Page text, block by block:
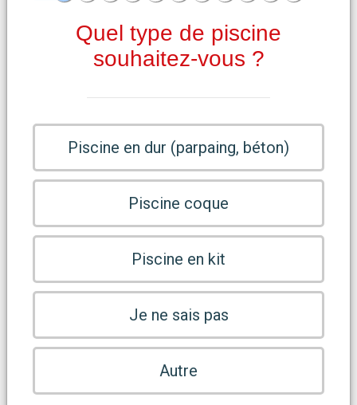
Quel type de piscine
souhaitez-vous ?
Piscine en dur (parpaing, béton)
Piscine coque
Piscine en kit
Je ne sais pas
Autre